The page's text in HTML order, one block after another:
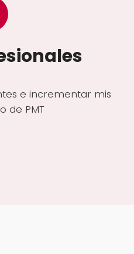
e incrementar mis
de PMT